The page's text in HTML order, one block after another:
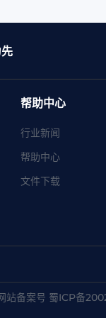
帮助中心
行业新闻
帮助中心
文件下载
站备案号 蜀ICP备